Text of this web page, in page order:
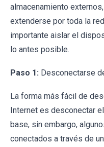
almacenamiento
extenderse por toda la
importante aislar el
lo antes posible.
Paso 1: Desconectarse
La forma más fácil de
Internet es desconectar
base, sin embargo,
conectados a través de